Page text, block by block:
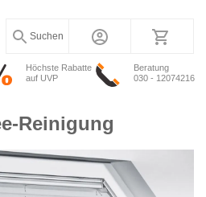
Höchste Rabatte
auf UVP
Beratung
030 - 12074216
Suchen
Reinigung